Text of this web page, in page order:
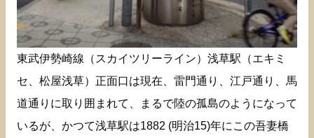
東武伊勢崎線（スカイツリーライン）浅草駅（エキミ
セ、松屋浅草）正面口は現在、雷門通り、江戸通り、馬
道通りに取り囲まれて、まるで陸の孤島のようになって
いるが、かつて浅草駅は1882 (明治15)年にこの吾妻橋